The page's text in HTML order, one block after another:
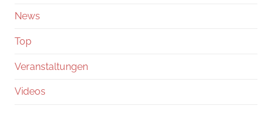
News
Top
Veranstaltungen
Videos